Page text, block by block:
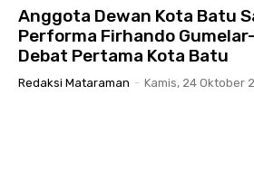
Anggota Dewan Kota Batu
Performa Firhando
Debat Pertama Kota Batu
Redaksi Mataraman - Kamis, 24 Oktober